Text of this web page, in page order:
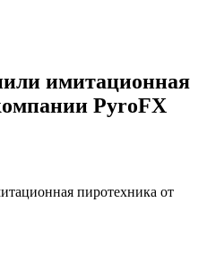
имитационная
PyroFX
пиротехника от